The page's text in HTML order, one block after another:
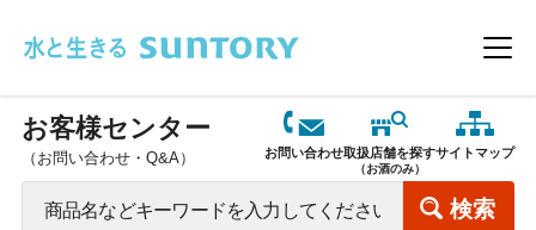
メ
お客様センター
（お問い合わせ・Q&A） お問い合わせ取扱店舗を探す
（お酒のみ）
サイトマップ